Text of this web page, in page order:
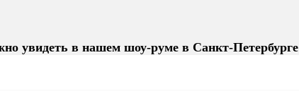
увидеть в нашем шоу-руме в Санкт-Петербурге